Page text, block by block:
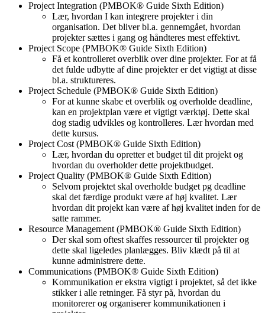
Project Integration (PMBOK® Guide Sixth Edition)
Lær, hvordan I kan integrere projekter i din
organisation. Det bliver bl.a. gennemgået, hvordan
projekter sættes i gang og håndteres mest effektivt.
Project Scope (PMBOK® Guide Sixth Edition)
Få et kontrolleret overblik over dine projekter. For at få
det fulde udbytte af dine projekter er det vigtigt at disse
bl.a. struktureres.
Project Schedule (PMBOK® Guide Sixth Edition)
For at kunne skabe et overblik og overholde deadline,
kan en projektplan være et vigtigt værktøj. Dette skal
dog stadig udvikles og kontrolleres. Lær hvordan med
dette kursus.
Project Cost (PMBOK® Guide Sixth Edition)
Lær, hvordan du opretter et budget til dit projekt og
hvordan du overholder dette projektbudget.
Project Quality (PMBOK® Guide Sixth Edition)
Selvom projektet skal overholde budget pg deadline
skal det færdige produkt være af høj kvalitet. Lær
hvordan dit projekt kan være af høj kvalitet inden for de
satte rammer.
Resource Management (PMBOK® Guide Sixth Edition)
Der skal som oftest skaffes ressourcer til projekter og
dette skal ligeledes planlægges. Bliv klædt på til at
kunne administrere dette.
Communications (PMBOK® Guide Sixth Edition)
Kommunikation er ekstra vigtigt i projektet, så det ikke
stikker i alle retninger. Få styr på, hvordan du
monitorerer og organiserer kommunikationen i